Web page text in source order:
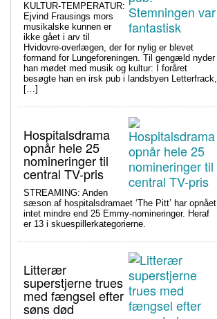
KULTUR-TEMPERATUR:
Ejvind Frausings mors
musikalske kunnen er
ikke gået i arv til
Hvidovre-overlægen, der for nylig er blevet
formand for Lungeforeningen. Til gengæld nyder
han mødet med musik og kultur: I foråret
besøgte han en irsk pub i landsbyen Letterfrack,
[…]
Hospitalsdrama
opnår hele 25
nomineringer til
central TV-pris
STREAMING: Anden
sæson af hospitalsdramaet ‘The Pitt’ har opnået
intet mindre end 25 Emmy-nomineringer. Heraf
er 13 i skuespillerkategorierne.
Litterær
superstjerne trues
med fængsel efter
søns død